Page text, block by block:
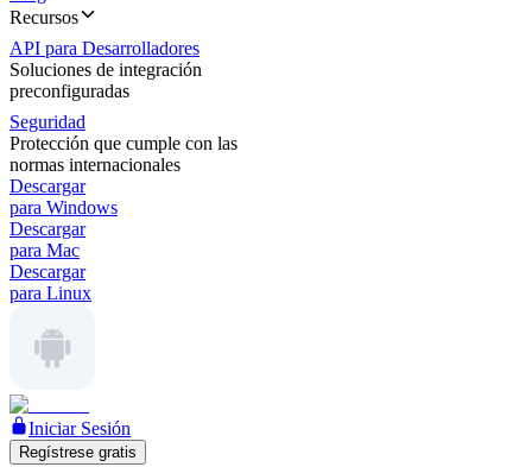
Recursos
API para Desarrolladores
Soluciones de integración
preconfiguradas
Seguridad
Protección que cumple con las
normas internacionales
Descargar
para Windows
Descargar
para Mac
Descargar
para Linux
Iniciar Sesión
Regístrese gratis